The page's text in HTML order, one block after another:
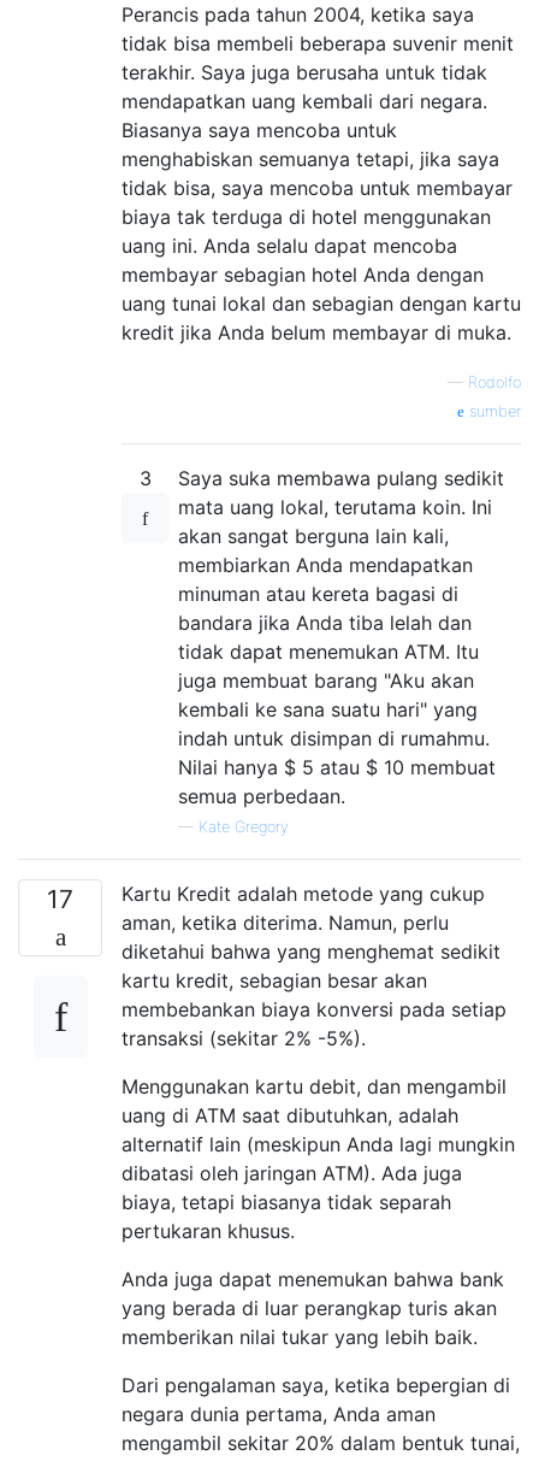
Perancis pada tahun 2004, ketika saya
tidak bisa membeli beberapa suvenir menit
terakhir. Saya juga berusaha untuk tidak
mendapatkan uang kembali dari negara.
Biasanya saya mencoba untuk
menghabiskan semuanya tetapi, jika saya
tidak bisa, saya mencoba untuk membayar
biaya tak terduga di hotel menggunakan
uang ini. Anda selalu dapat mencoba
membayar sebagian hotel Anda dengan
uang tunai lokal dan sebagian dengan kartu
kredit jika Anda belum membayar di muka.
— Rodolfo
sumber
3
Saya suka membawa pulang sedikit
mata uang lokal, terutama koin. Ini
akan sangat berguna lain kali,
membiarkan Anda mendapatkan
minuman atau kereta bagasi di
bandara jika Anda tiba lelah dan
tidak dapat menemukan ATM. Itu
juga membuat barang "Aku akan
kembali ke sana suatu hari" yang
indah untuk disimpan di rumahmu.
Nilai hanya $ 5 atau $ 10 membuat
semua perbedaan.
— Kate Gregory
17
Kartu Kredit adalah metode yang cukup
aman, ketika diterima. Namun, perlu
diketahui bahwa yang menghemat sedikit
kartu kredit, sebagian besar akan
membebankan biaya konversi pada setiap
transaksi (sekitar 2% -5%).
Menggunakan kartu debit, dan mengambil
uang di ATM saat dibutuhkan, adalah
alternatif lain (meskipun Anda lagi mungkin
dibatasi oleh jaringan ATM). Ada juga
biaya, tetapi biasanya tidak separah
pertukaran khusus.
Anda juga dapat menemukan bahwa bank
yang berada di luar perangkap turis akan
memberikan nilai tukar yang lebih baik.
Dari pengalaman saya, ketika bepergian di
negara dunia pertama, Anda aman
mengambil sekitar 20% dalam bentuk tunai,